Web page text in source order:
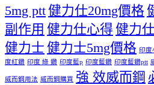
5mg ptt健力仕20mg價格
副作用 健力仕心得 健力
健力士 健力士5mg價格 印度
度紅鑽 印度 綠 鑽 印度藍p 印度藍鑽 印度藍鑽ptt
威而鋼用法 威而鋼購買 強 效威而鋼